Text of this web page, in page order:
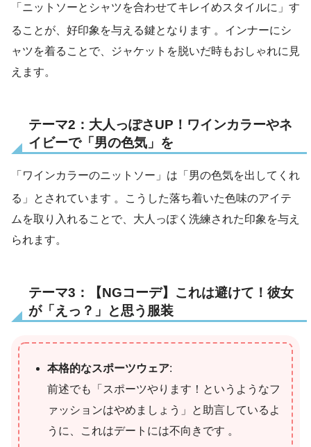
「ニットソーとシャツを合わせてキレイめスタイルに」す
ることが、好印象を与える鍵となります 。インナーにシ
ャツを着ることで、ジャケットを脱いだ時もおしゃれに見
えます。
テーマ2：大人っぽさUP！ワインカラーやネ
イビーで「男の色気」を
「ワインカラーのニットソー」は「男の色気を出してくれ
る」とされています 。こうした落ち着いた色味のアイテ
ムを取り入れることで、大人っぽく洗練された印象を与え
られます。
テーマ3：【NGコーデ】これは避けて！彼女
が「えっ？」と思う服装
本格的なスポーツウェア:
前述でも「スポーツやります！というようなフ
ァッションはやめましょう」と助言しているよ
うに、これはデートには不向きです 。